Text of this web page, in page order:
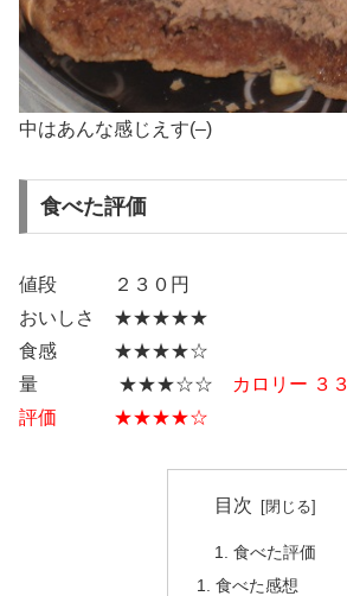
中はあんな感じえす(–)
食べた評価
値段 ２３０円
おいしさ ★★★★★
食感 ★★★★☆
量 ★★★☆☆
カロリー ３
評価 ★★★★☆
目次
食べた評価
食べた感想